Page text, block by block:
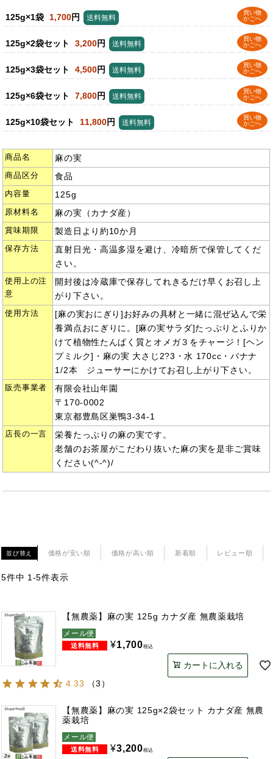
125g×1袋 1,700円
買い物
かごへ
送料無料
125g×2袋セット 3,200円
買い物
かごへ
送料無料
125g×3袋セット 4,500円
買い物
かごへ
送料無料
125g×6袋セット 7,800円
買い物
かごへ
送料無料
125g×10袋セット 11,800円
買い物
かごへ
送料無料
商品名 麻の実
商品区分 食品
内容量 125g
原材料名 麻の実（カナダ産）
賞味期限 製造日より約10か月
保存方法
直射日光・高温多湿を避け、冷暗所で保管してくだ
さい。
使用上の注
意
開封後は冷蔵庫で保存してれきるだけ早くお召し上
がり下さい。
使用方法
[麻の実おにぎり]お好みの具材と一緒に混ぜ込んで栄
養満点おにぎりに。[麻の実サラダ]たっぷりとふりか
けて植物性たんぱく質とオメガ３をチャージ！[ヘン
プミルク]・麻の実 大さじ2?3・水 170cc・バナナ
1/2本 ジューサーにかけてお召し上がり下さい。
販売事業者
有限会社山年園
〒170-0002
東京都豊島区巣鴨3-34-1
店長の一言
栄養たっぷりの麻の実です。
老舗のお茶屋がこだわり抜いた麻の実を是非ご賞味
ください(^-^)/
並び替え 価格が安い順 価格が高い順 新着順 レビュー順
5件中 1-5件表示
【無農薬】麻の実 125g カナダ産 無農薬栽培
メール便
¥1,700税込
カートに入れる
4.33
（3 ）
【無農薬】麻の実 125g×2袋セット カナダ産 無農
薬栽培
メール便
¥3,200税込